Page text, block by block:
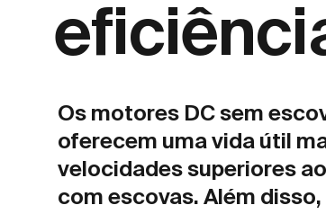
Os motores DC sem
oferecem uma vida útil
velocidades superiores
com escovas. Além